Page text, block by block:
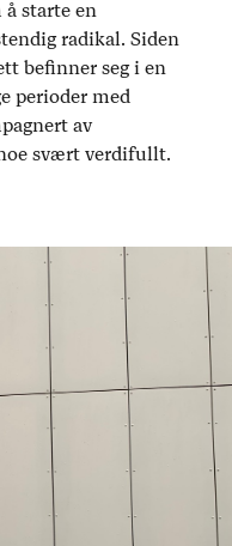
starte en
radikal. Siden
befinner seg i en
perioder med
av
svært verdifullt.